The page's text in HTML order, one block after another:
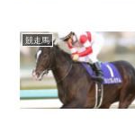
競走馬